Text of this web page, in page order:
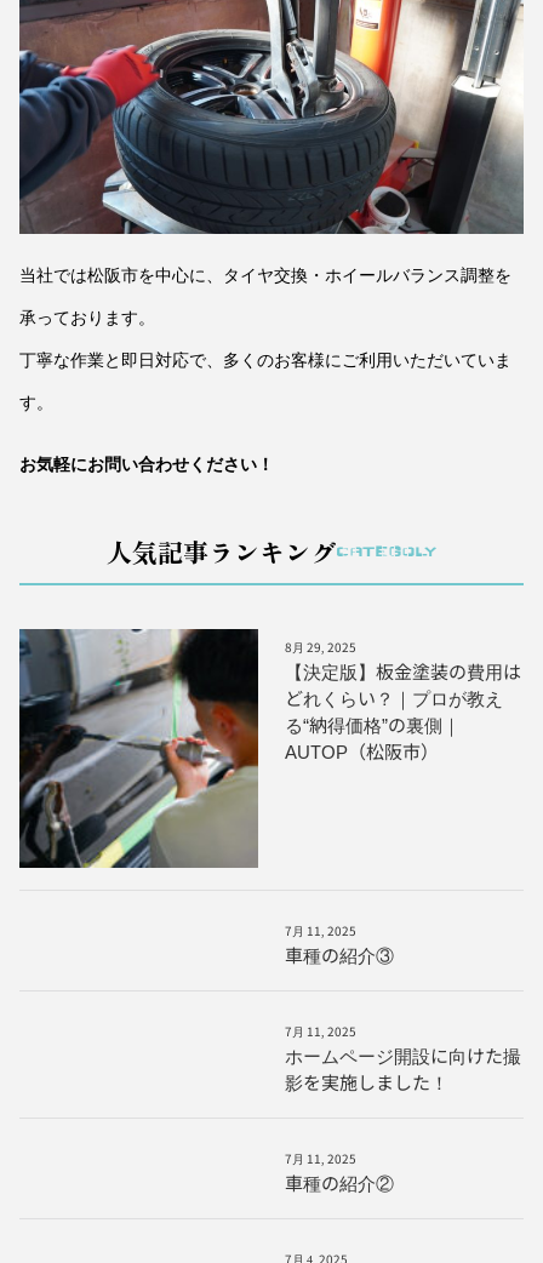
当社では松阪市を中心に、タイヤ交換・ホイールバランス調整を
承っております。
丁寧な作業と即日対応で、多くのお客様にご利用いただいていま
す。
お気軽にお問い合わせください！
人気記事ランキングCATEGOLY
8月 29, 2025
【決定版】板金塗装の費用は
どれくらい？｜プロが教え
る“納得価格”の裏側｜
AUTOP（松阪市）
7月 11, 2025
車種の紹介③
7月 11, 2025
ホームページ開設に向けた撮
影を実施しました！
7月 11, 2025
車種の紹介②
7月 4, 2025